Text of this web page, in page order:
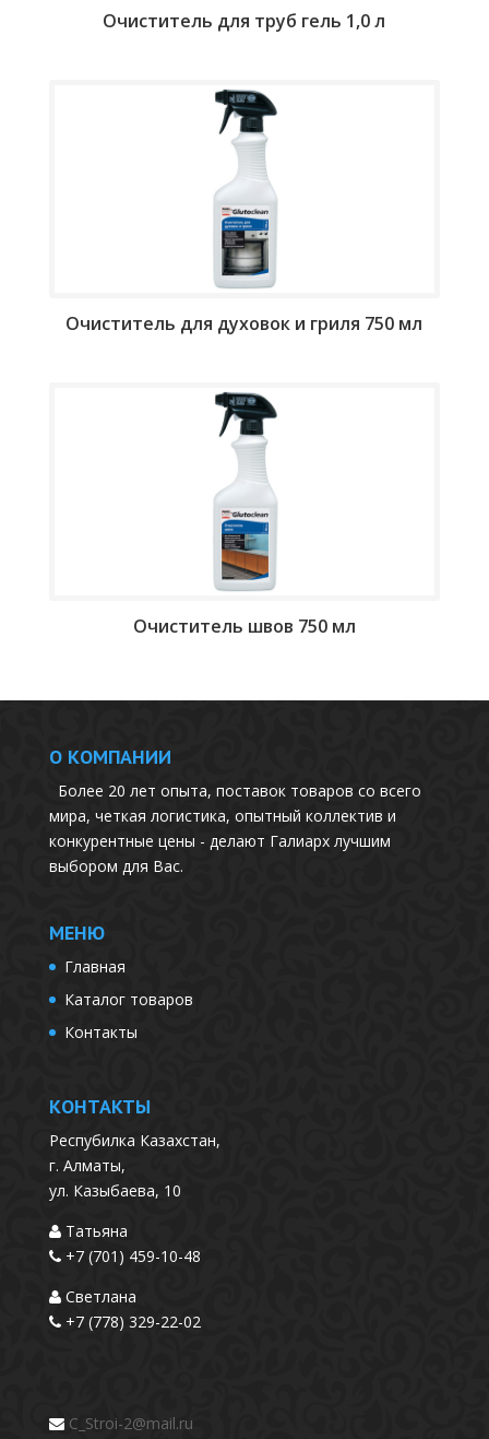
Очиститель для труб гель 1,0 л
Очиститель для духовок и гриля 750 мл
Очиститель швов 750 мл
О КОМПАНИИ
Более 20 лет опыта, поставок товаров со всего
мира, четкая логистика, опытный коллектив и
конкурентные цены - делают Галиарх лучшим
выбором для Вас.
МЕНЮ
Главная
Каталог товаров
Контакты
КОНТАКТЫ
Респубилка Казахстан,
г. Алматы,
ул. Казыбаева, 10
Татьяна
+7 (701) 459-10-48
Светлана
+7 (778) 329-22-02
C_Stroi-2@mail.ru